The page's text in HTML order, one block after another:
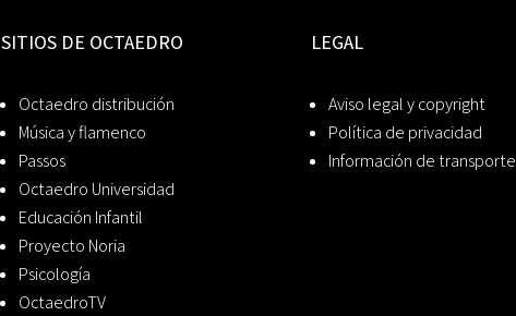
SITIOS DE OCTAEDRO
Octaedro distribución
Música y flamenco
Passos
Octaedro Universidad
Educación Infantil
Proyecto Noria
Psicología
OctaedroTV
LEGAL
Aviso legal y copyright
Política de privacidad
Información de transporte